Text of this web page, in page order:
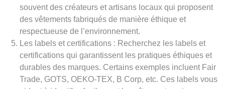
souvent des créateurs et artisans locaux qui proposent
des vêtements fabriqués de manière éthique et
respectueuse de l’environnement.
Les labels et certifications : Recherchez les labels et
certifications qui garantissent les pratiques éthiques et
durables des marques. Certains exemples incluent Fair
Trade, GOTS, OEKO-TEX, B Corp, etc. Ces labels vous